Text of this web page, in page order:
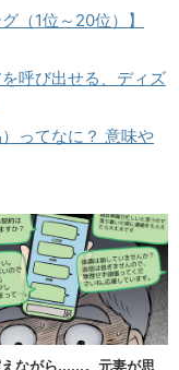
（1位～20位）】
呼び出せる、ディズ
ってなに？ 意味や